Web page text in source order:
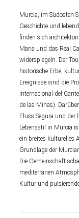
Murcia, im Südosten
Geschichte und
finden sich
Maria und das Real
widerspiegeln. Der
historische Erbe,
Ereignisse sind die
Internacional del
de las Minas).
Fluss Segura und der
Lebensstil in Murcia
ein breites kulturelles
Grundlage der
Die Gemeinschaft
mediterranen
Kultur und